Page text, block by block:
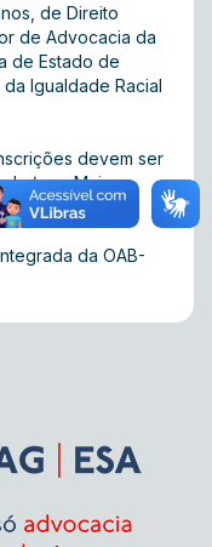
de Direito
de Advocacia da
de Estado de
Igualdade Racial
devem ser
esa. Mais
da OAB-